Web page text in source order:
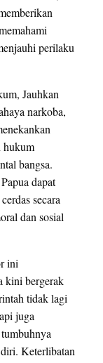
perilaku
Jauhkan
narkoba,
hukum
bangsa.
dapat
secara
dan sosial
ini
kini bergerak
tidak lagi
juga
Keterlibatan